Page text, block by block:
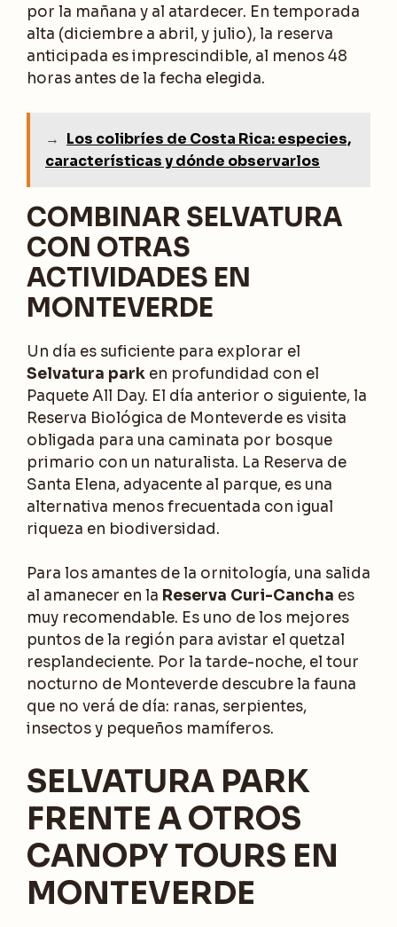
por la mañana y al atardecer. En temporada
alta (diciembre a abril, y julio), la reserva
anticipada es imprescindible, al menos 48
horas antes de la fecha elegida.
→ Los colibríes de Costa Rica: especies,
características y dónde observarlos
COMBINAR SELVATURA
CON OTRAS
ACTIVIDADES EN
MONTEVERDE
Un día es suficiente para explorar el
Selvatura park en profundidad con el
Paquete All Day. El día anterior o siguiente, la
Reserva Biológica de Monteverde es visita
obligada para una caminata por bosque
primario con un naturalista. La Reserva de
Santa Elena, adyacente al parque, es una
alternativa menos frecuentada con igual
riqueza en biodiversidad.
Para los amantes de la ornitología, una salida
al amanecer en la Reserva Curi-Cancha es
muy recomendable. Es uno de los mejores
puntos de la región para avistar el quetzal
resplandeciente. Por la tarde-noche, el tour
nocturno de Monteverde descubre la fauna
que no verá de día: ranas, serpientes,
insectos y pequeños mamíferos.
SELVATURA PARK
FRENTE A OTROS
CANOPY TOURS EN
MONTEVERDE